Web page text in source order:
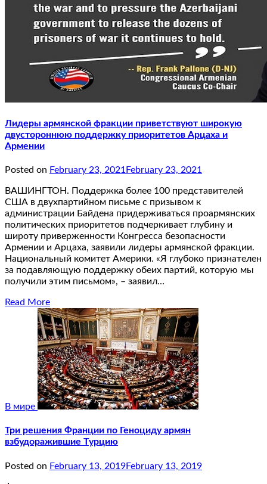
Лидеры армянской фракции приветствуют широкую
двустороннюю поддержку приоритетов Арцаха и
Армении
Posted on February 23, 2021 February 23, 2021
ВАШИНГТОН. Поддержка более 100 представителей
США в двухпартийном письме с призывом к
администрации Байдена придерживаться проармянских
политических приоритетов подчеркивает глубину и
широту приверженности Конгресса безопасности
Армении и Арцаха, заявили лидеры армянской фракции.
Национальный комитет Америки. «Я глубоко признателен
за подавляющую поддержку обеих партий, которую мы
получили этим письмом», – заявил…
Read More
В мире
Три решения Франции по Геноциду армян
взбудоражившие Турцию
Posted on February 13, 2019February 13, 2019